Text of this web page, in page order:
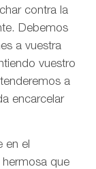
contra la
Debemos
a vuestra
vuestro
a
encarcelar
en el
que